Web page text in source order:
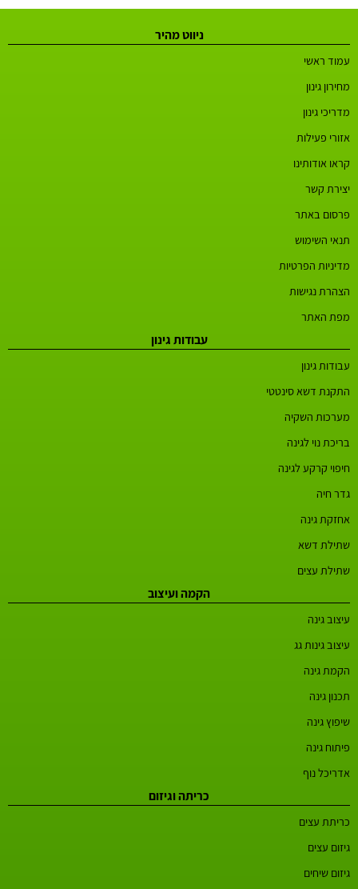
ניווט מהיר
עמוד ראשי
מחירון גינון
מדריכי גינון
אזורי פעילות
קראו אודותינו
יצירת קשר
פרסום באתר
תנאי השימוש
מדיניות הפרטיות
הצהרת נגישות
מפת האתר
עבודות גינון
עבודות גינון
התקנת דשא סינטטי
מערכות השקיה
בריכת נוי לגינה
חיפוי קרקע לגינה
גדר חיה
אחזקת גינה
שתילת דשא
שתילת עצים
הקמה ועיצוב
עיצוב גינה
עיצוב גינות גג
הקמת גינה
תכנון גינה
שיפוץ גינה
פיתוח גינה
אדריכל נוף
כריתה וגיזום
כריתת עצים
גיזום עצים
גיזום שיחים